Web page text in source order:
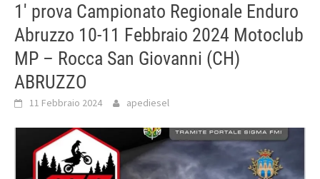
1′ prova Campionato Regionale Enduro
Abruzzo 10-11 Febbraio 2024 Motoclub
MP – Rocca San Giovanni (CH)
ABRUZZO
11 Febbraio 2024 apediesel